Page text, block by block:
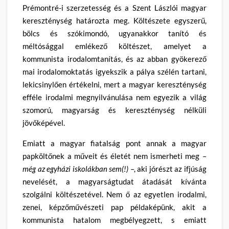
Prémontré-i szerzetesség és a Szent Lászlói magyar
kereszténység határozta meg. Költészete egyszerű,
bölcs és szókimondó, ugyanakkor tanító és
méltósággal emlékező költészet, amelyet a
kommunista irodalomtanítás, és az abban gyökerező
mai irodalomoktatás igyekszik a pálya szélén tartani,
lekicsinylően értékelni, mert a magyar kereszténység
efféle irodalmi megnyilvánulása nem egyezik a világ
szomorú, magyarság és kereszténység nélküli
jövőképével.
Emiatt a magyar fiatalság pont annak a magyar
papköltőnek a műveit és életét nem ismerheti meg –
még az egyházi iskolákban sem(!) –, aki jórészt az ifjúság
nevelését, a magyarságtudat átadását kívánta
szolgálni költészetével. Nem ő az egyetlen irodalmi,
zenei, képzőművészeti pap példaképünk, akit a
kommunista hatalom megbélyegzett, s emiatt